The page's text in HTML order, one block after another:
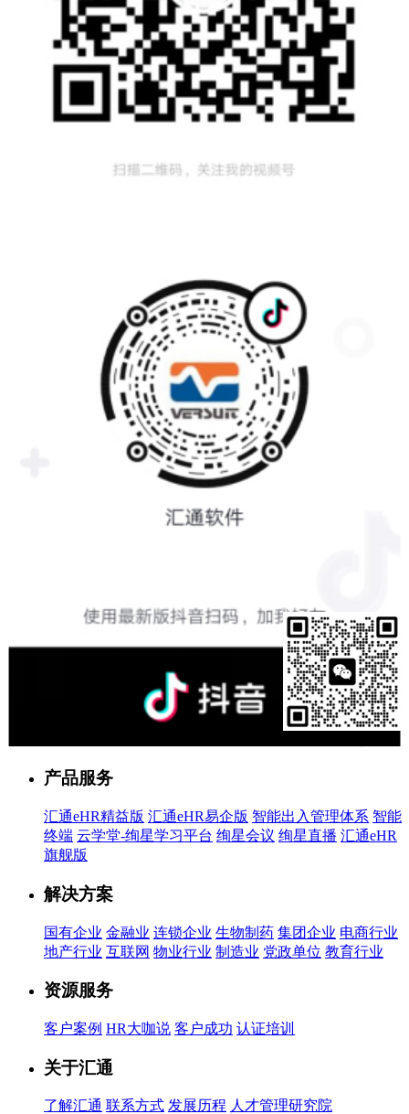
产品服务
汇通eHR精益版 汇通eHR易企版 智能出入管理体系 智能
终端 云学堂-绚星学习平台 绚星会议 绚星直播 汇通eHR
旗舰版
解决方案
国有企业 金融业 连锁企业 生物制药 集团企业 电商行业
地产行业 互联网 物业行业 制造业 党政单位 教育行业
资源服务
客户案例 HR大咖说 客户成功 认证培训
关于汇通
了解汇通 联系方式 发展历程 人才管理研究院